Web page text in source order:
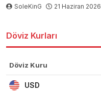
SoleKinG 21 Haziran 2026
Döviz Kurları
Döviz Kuru
USD